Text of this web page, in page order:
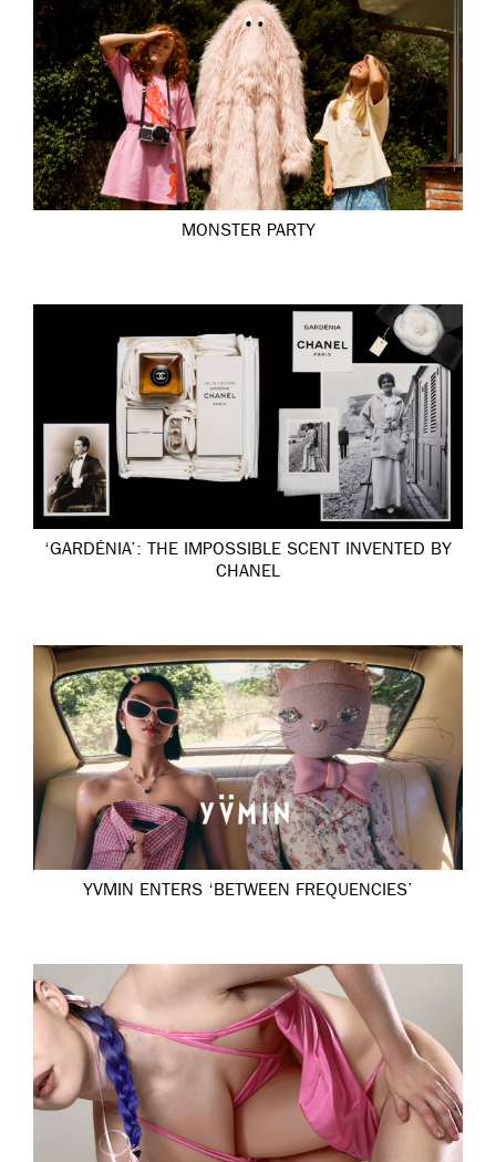
MONSTER PARTY
‘GARDÉNIA’: THE IMPOSSIBLE SCENT INVENTED BY
CHANEL
YVMIN ENTERS ‘BETWEEN FREQUENCIES’